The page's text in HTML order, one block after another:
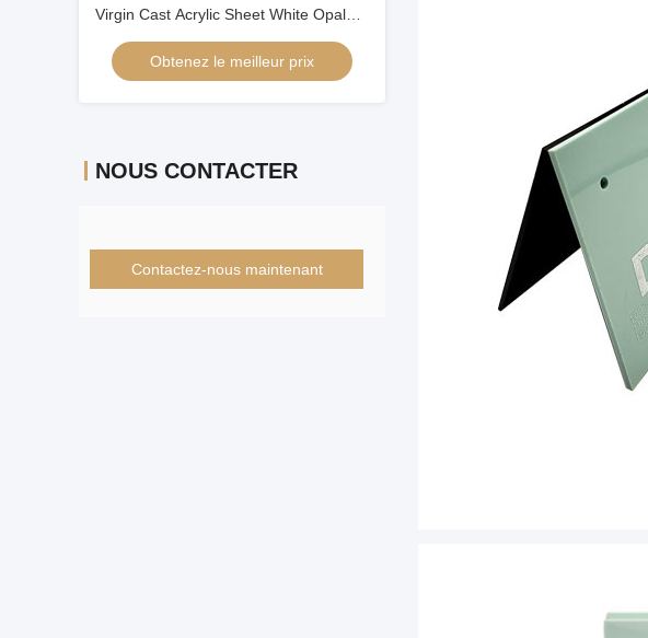
Virgin Cast Acrylic Sheet White Opal
Cast Acrylic Sheet
Obtenez le meilleur prix
NOUS CONTACTER
Contactez-nous maintenant